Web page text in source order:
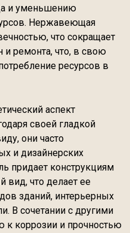
и уменьшению
Нержавеющая
что сокращает
и ремонта, что, в свою
ресурсов в
аспект
своей гладкой
они часто
и дизайнерских
придает конструкциям
вид, что делает ее
зданий, интерьерных
В сочетании с другими
к коррозии и прочностью